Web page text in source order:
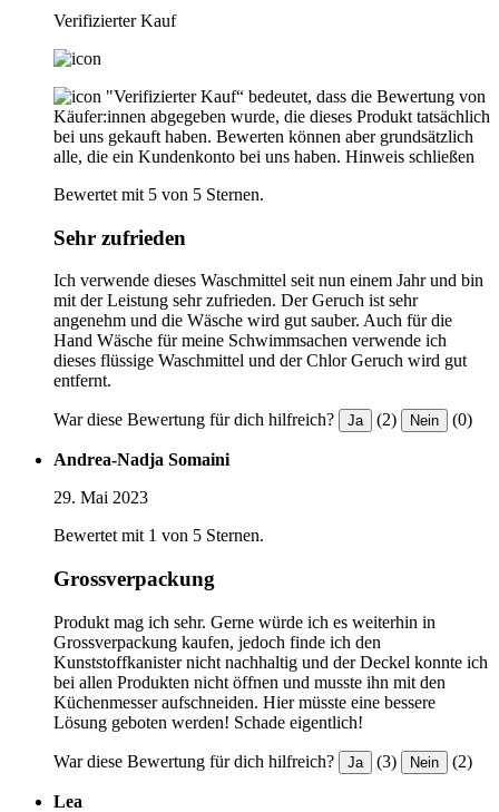
Verifizierter Kauf
"Verifizierter Kauf“ bedeutet, dass die Bewertung von
Käufer:innen abgegeben wurde, die dieses Produkt tatsächlich
bei uns gekauft haben. Bewerten können aber grundsätzlich
alle, die ein Kundenkonto bei uns haben. Hinweis schließen
Bewertet mit 5 von 5 Sternen.
Sehr zufrieden
Ich verwende dieses Waschmittel seit nun einem Jahr und bin
mit der Leistung sehr zufrieden. Der Geruch ist sehr
angenehm und die Wäsche wird gut sauber. Auch für die
Hand Wäsche für meine Schwimmsachen verwende ich
dieses flüssige Waschmittel und der Chlor Geruch wird gut
entfernt.
War diese Bewertung für dich hilfreich? Ja (2) Nein (0)
Andrea-Nadja Somaini
29. Mai 2023
Bewertet mit 1 von 5 Sternen.
Grossverpackung
Produkt mag ich sehr. Gerne würde ich es weiterhin in
Grossverpackung kaufen, jedoch finde ich den
Kunststoffkanister nicht nachhaltig und der Deckel konnte ich
bei allen Produkten nicht öffnen und musste ihn mit den
Küchenmesser aufschneiden. Hier müsste eine bessere
Lösung geboten werden! Schade eigentlich!
War diese Bewertung für dich hilfreich? Ja (3) Nein (2)
Lea